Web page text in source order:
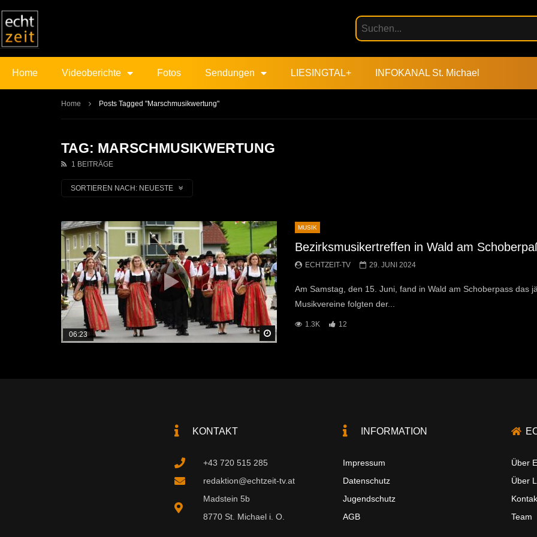
Home Videoberichte Fotos Sendungen LIESINGTAL+ INFOKANAL St. Michael
Home Posts Tagged "Marschmusikwertung"
TAG: MARSCHMUSIKWERTUNG
1 BEITRÄGE
SORTIEREN NACH: NEUESTE
Später Ansehen
06:23
MUSIK
Bezirksmusikertreffen in Wald am
ECHTZEIT-TV 29. JUNI 2024
Am Samstag, den 15. Juni, fand in Wald am Schoberpass das
Musikvereine folgten der...
1.3K 12
KONTAKT
+43 720 515 285
redaktion@echtzeit-tv.at
Madstein 5b
8770 St. Michael i. O.
INFORMATION
Impressum
Datenschutz
Jugendschutz
AGB
Über
Über
Team